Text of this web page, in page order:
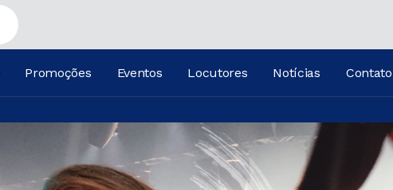
Promoções Eventos Locutores Notícias Contato